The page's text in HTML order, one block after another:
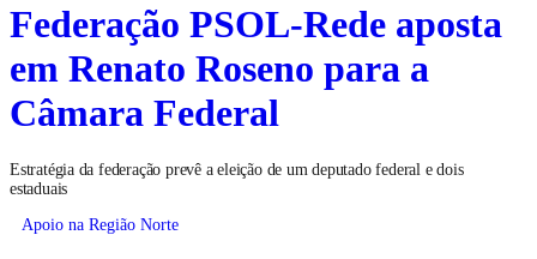
Federação PSOL-Rede aposta
em Renato Roseno para a
Câmara Federal
Estratégia da federação prevê a eleição de um deputado federal e dois
estaduais
Apoio na Região Norte